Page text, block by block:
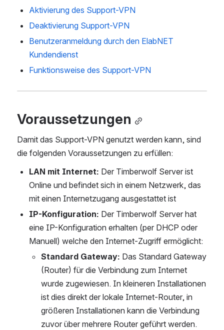
Aktivierung des Support-VPN
Deaktivierung Support-VPN
Benutzeranmeldung durch den ElabNET
Kundendienst
Funktionsweise des Support-VPN
Voraussetzungen
Damit das Support-VPN genutzt werden kann, sind
die folgenden Voraussetzungen zu erfüllen:
LAN mit Internet: Der Timberwolf Server ist
Online und befindet sich in einem Netzwerk, das
mit einen Internetzugang ausgestattet ist
IP-Konfiguration: Der Timberwolf Server hat
eine IP-Konfiguration erhalten (per DHCP oder
Manuell) welche den Internet-Zugriff ermöglicht:
Standard Gateway: Das Standard Gateway
(Router) für die Verbindung zum Internet
wurde zugewiesen. In kleineren Installationen
ist dies direkt der lokale Internet-Router, in
größeren Installationen kann die Verbindung
zuvor über mehrere Router geführt werden.